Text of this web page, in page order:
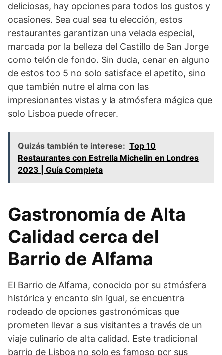
deliciosas, hay opciones para todos los gustos y
ocasiones. Sea cual sea tu elección, estos
restaurantes garantizan una velada especial,
marcada por la belleza del Castillo de San Jorge
como telón de fondo. Sin duda, cenar en alguno
de estos top 5 no solo satisface el apetito, sino
que también nutre el alma con las
impresionantes vistas y la atmósfera mágica que
solo Lisboa puede ofrecer.
Quizás también te interese: Top 10
Restaurantes con Estrella Michelin en Londres
2023 | Guía Completa
Gastronomía de Alta
Calidad cerca del
Barrio de Alfama
El Barrio de Alfama, conocido por su atmósfera
histórica y encanto sin igual, se encuentra
rodeado de opciones gastronómicas que
prometen llevar a sus visitantes a través de un
viaje culinario de alta calidad. Este tradicional
barrio de Lisboa no solo es famoso por sus